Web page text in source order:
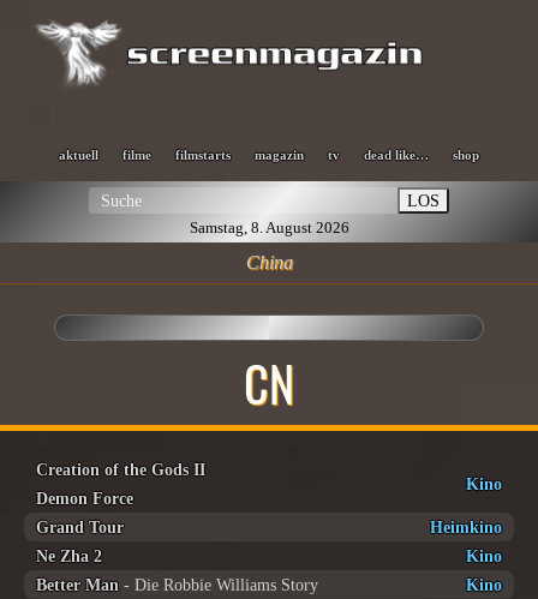
aktuell filme filmstarts magazin tv dead like… shop
LOS
Samstag, 8. August 2026
CN
China
Creation of the Gods II
Demon Force
Kino
Grand Tour
Heimkino
Ne Zha 2
Kino
Better Man - Die Robbie Williams Story
Kino